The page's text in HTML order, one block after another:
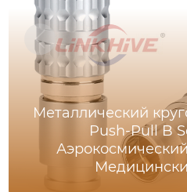
Металлический
Push-Pull B